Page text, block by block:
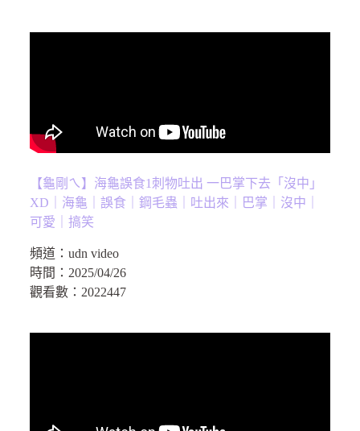
【龜剛ㄟ】海龜誤食1刺物吐出 一巴掌下去「沒中」
XD｜海龜｜誤食｜鋼毛蟲｜吐出來｜巴掌｜沒中｜
可愛｜搞笑
頻道： udn video
時間： 2025/04/26
觀看數： 2022447